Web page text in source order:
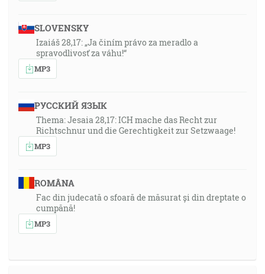
SLOVENSKY
Izaiáš 28,17: „Ja činím právo za meradlo a
spravodlivosť za váhu!“
MP3
РУССКИЙ ЯЗЫК
Thema: Jesaia 28,17: ICH mache das Recht zur
Richtschnur und die Gerechtigkeit zur Setzwaage!
MP3
ROMÂNA
Fac din judecată o sfoară de măsurat și din dreptate o
cumpănă!
MP3